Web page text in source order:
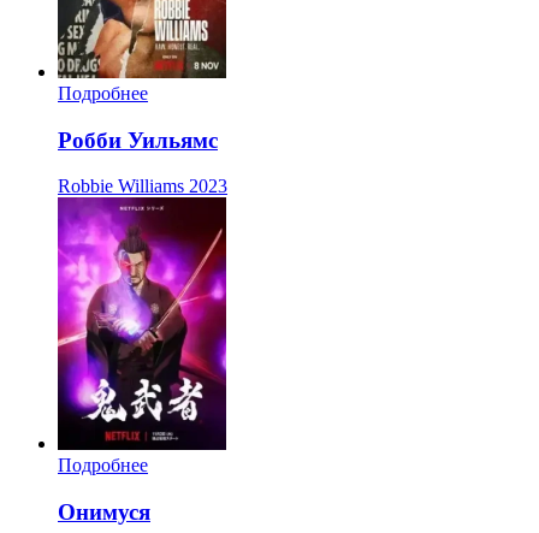
Подробнее
Робби Уильямс
Robbie Williams 2023
Подробнее
Онимуся